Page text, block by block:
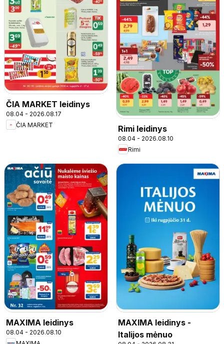
ČIA MARKET leidinys
08.04 - 2026.08.17
ČIA MARKET
Rimi leidinys
08.04 - 2026.08.10
Rimi
MAXIMA leidinys
08.04 - 2026.08.10
MAXIMA leidinys -
Italijos mėnuo